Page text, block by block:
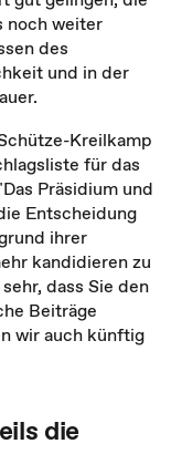
noch weiter
des
und in der
Kreilkamp
für das
Präsidium und
Entscheidung
ihrer
kandidieren zu
dass Sie den
Beiträge
wir auch künftig
die